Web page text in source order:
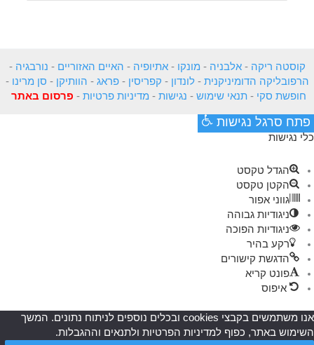
קוסטה ריקה -אלבניה - מונקו -אתיופיה - האיים האזוריים - נורבגיה -
הרפובליקה הדומיניקנית -לונדון - קפריסין -פראג - הוותיקן - סן מרינו -
חופשת סקי -תנאי שימוש - נגישות - מדיניות פרטיות - פרסום באתר
פתח סרגל נגישות
כלי נגישות
הגדל טקסט
הקטן טקסט
גווני אפור
ניגודיות גבוהה
ניגודיות הפוכה
רקע בהיר
הדגשת קישורים
פונט קריא
איפוס
אנו משתמשים בקבצי cookies ובכלים נוספים לניתוח נתונים. המשך
השימוש באתר, כפוף למדיניות הפרטיות ולתנאים וההגבלות.